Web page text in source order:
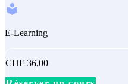
E-Learning
CHF 36,00